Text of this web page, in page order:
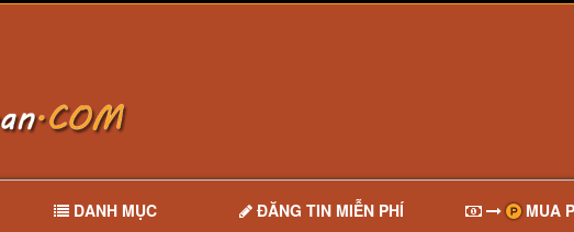
DANH MỤC ĐĂNG TIN MIỄN PHÍ MUA